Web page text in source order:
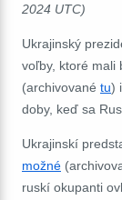
2024 UTC)
Ukrajinský
voľby, ktoré mali
(archivované tu)
doby, keď sa
Ukrajinskí
možné
ruskí okupanti